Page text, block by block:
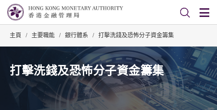
主頁 / 主要職能 / 銀行體系 / 打擊洗錢及恐怖分子資金籌集
打擊洗錢及恐怖分子資金籌集